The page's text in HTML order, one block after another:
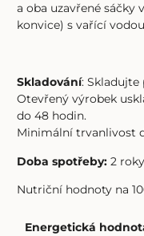
a oba uzavřené sáčky
konvice) s vařící
Skladování: Skladujte
Otevřený výrobek
do 48 hodin.
Minimální trvanlivost
Doba spotřeby: 2 roky
Nutriční hodnoty na
Energetická